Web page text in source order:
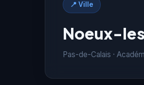
📍 Ville
Noeux-
Pas-de-Calais ·